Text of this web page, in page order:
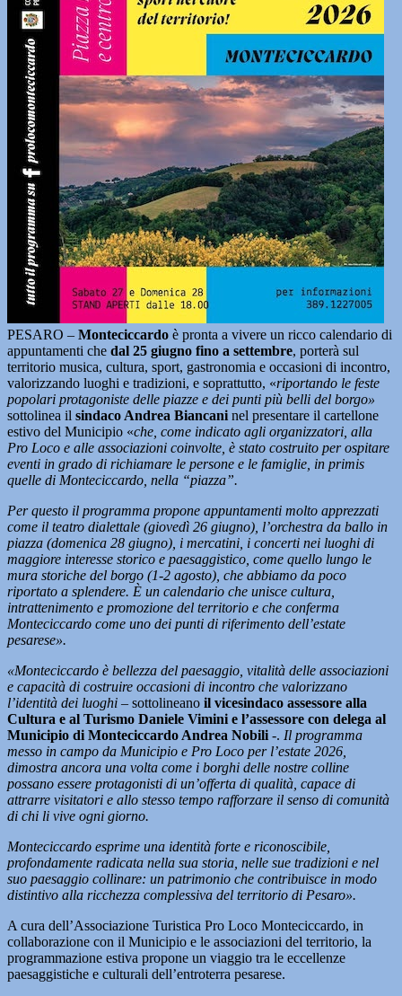
PESARO – Monteciccardo è pronta a vivere un ricco calendario di
appuntamenti che dal 25 giugno fino a settembre, porterà sul
territorio musica, cultura, sport, gastronomia e occasioni di incontro,
valorizzando luoghi e tradizioni, e soprattutto, «riportando le feste
popolari protagoniste delle piazze e dei punti più belli del borgo»
sottolinea il sindaco Andrea Biancani nel presentare il cartellone
estivo del Municipio «che, come indicato agli organizzatori, alla
Pro Loco e alle associazioni coinvolte, è stato costruito per ospitare
eventi in grado di richiamare le persone e le famiglie, in primis
quelle di Monteciccardo, nella “piazza”.
Per questo il programma propone appuntamenti molto apprezzati
come il teatro dialettale (giovedì 26 giugno), l’orchestra da ballo in
piazza (domenica 28 giugno), i mercatini, i concerti nei luoghi di
maggiore interesse storico e paesaggistico, come quello lungo le
mura storiche del borgo (1-2 agosto), che abbiamo da poco
riportato a splendere. È un calendario che unisce cultura,
intrattenimento e promozione del territorio e che conferma
Monteciccardo come uno dei punti di riferimento dell’estate
pesarese».
«Monteciccardo è bellezza del paesaggio, vitalità delle associazioni
e capacità di costruire occasioni di incontro che valorizzano
l’identità dei luoghi – sottolineano il vicesindaco assessore alla
Cultura e al Turismo Daniele Vimini e l’assessore con delega al
Municipio di Monteciccardo Andrea Nobili -. Il programma
messo in campo da Municipio e Pro Loco per l’estate 2026,
dimostra ancora una volta come i borghi delle nostre colline
possano essere protagonisti di un’offerta di qualità, capace di
attrarre visitatori e allo stesso tempo rafforzare il senso di comunità
di chi li vive ogni giorno.
Monteciccardo esprime una identità forte e riconoscibile,
profondamente radicata nella sua storia, nelle sue tradizioni e nel
suo paesaggio collinare: un patrimonio che contribuisce in modo
distintivo alla ricchezza complessiva del territorio di Pesaro».
A cura dell’Associazione Turistica Pro Loco Monteciccardo, in
collaborazione con il Municipio e le associazioni del territorio, la
programmazione estiva propone un viaggio tra le eccellenze
paesaggistiche e culturali dell’entroterra pesarese.